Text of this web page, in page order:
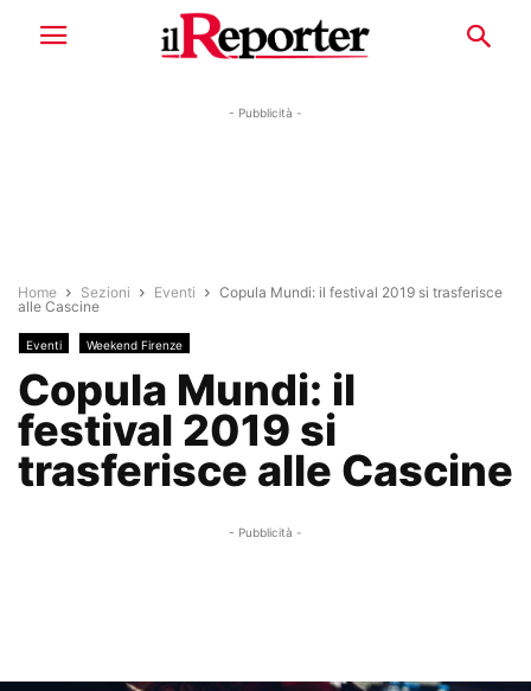
- Pubblicità -
Home Sezioni Eventi
Copula Mundi: il festival 2019 si trasferisce
alle Cascine
Eventi Weekend Firenze
Copula Mundi: il
festival 2019 si
trasferisce alle Cascine
- Pubblicità -